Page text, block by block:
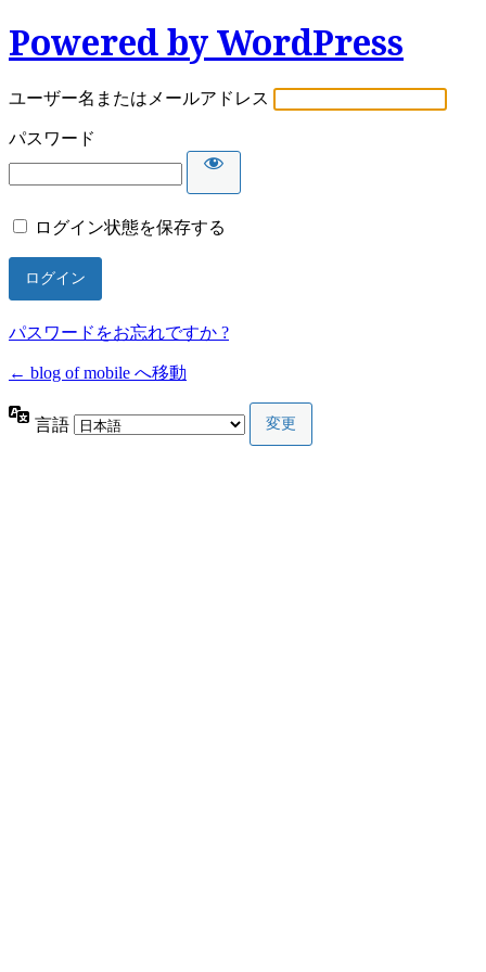
Powered by WordPress
ユーザー名またはメールアドレス
パスワード
ログイン状態を保存する
パスワードをお忘れですか ?
← blog of mobile へ移動
言語